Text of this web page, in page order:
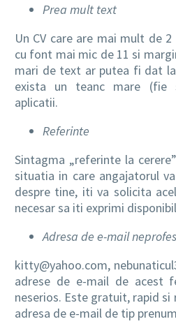
Prea mult text
Un CV care are mai mult de
cu font mai mic de 11 si
mari de text ar putea fi dat
exista un teanc mare (fie
aplicatii.
Referinte
Sintagma „referinte la
situatia in care angajatorul
despre tine, iti va solicita
necesar sa iti exprimi
Adresa de e-mail
kitty@yahoo.com,
adrese de e-mail de acest
neserios. Este gratuit, rapid
adresa de e-mail de tip